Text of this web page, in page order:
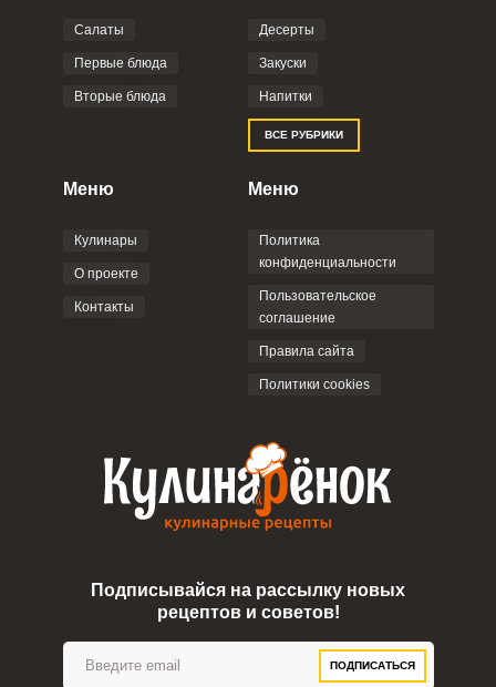
Салаты
Первые блюда
Вторые блюда
Десерты
Закуски
Напитки
ВСЕ РУБРИКИ
Меню
Кулинары
О проекте
Контакты
Меню
Политика
конфиденциальности
Пользовательское
соглашение
Правила сайта
Политики cookies
Подписывайся на рассылку новых
рецептов и советов!
ПОДПИСАТЬСЯ